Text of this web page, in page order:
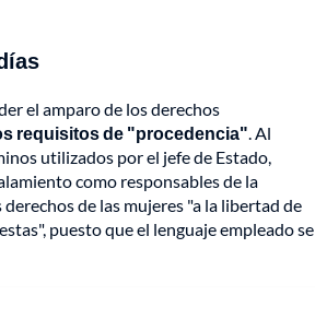
el amparo de los derechos
requisitos de "procedencia". Al
utilizados por el jefe de Estado,
como responsables de la
de las mujeres "a la libertad de
puesto que el lenguaje empleado se